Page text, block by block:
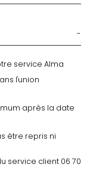
service Alma
l'union
après la date
être repris ni
service client 06 70